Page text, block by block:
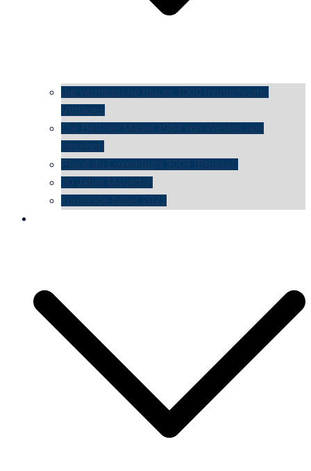
die vermessene mauer 1000 monochrome
Vintages
Die Berliner Mauer 1984 von Westen aus
gesehen
Place du Luxemburg 2009 (Brüssel)
30 Jahre Mauerfall
kunsttage basel 2021